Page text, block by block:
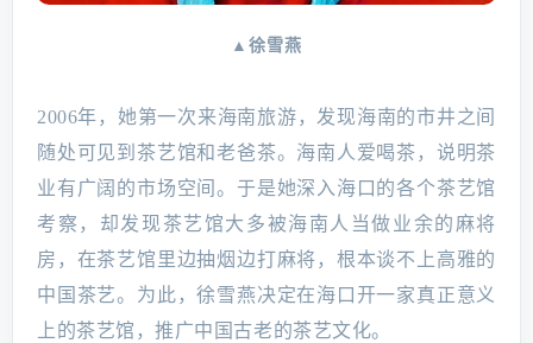
▲徐雪燕
2006年，她第一次来海南旅游，发现海南的市井之间
随处可见到茶艺馆和老爸茶。海南人爱喝茶，说明茶
业有广阔的市场空间。于是她深入海口的各个茶艺馆
考察，却发现茶艺馆大多被海南人当做业余的麻将
房，在茶艺馆里边抽烟边打麻将，根本谈不上高雅的
中国茶艺。为此，徐雪燕决定在海口开一家真正意义
上的茶艺馆，推广中国古老的茶艺文化。